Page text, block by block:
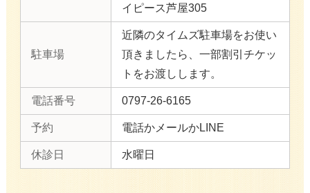
イピース芦屋305
駐車場
近隣のタイムズ駐車場をお使い
頂きましたら、一部割引チケッ
トをお渡しします。
電話番号 0797-26-6165
予約 電話かメールかLINE
休診日 水曜日